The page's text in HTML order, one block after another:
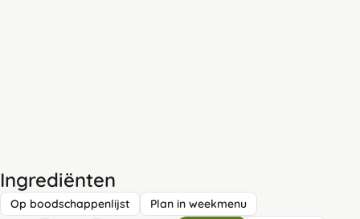
Ingrediënten
Op boodschappenlijst Plan in weekmenu